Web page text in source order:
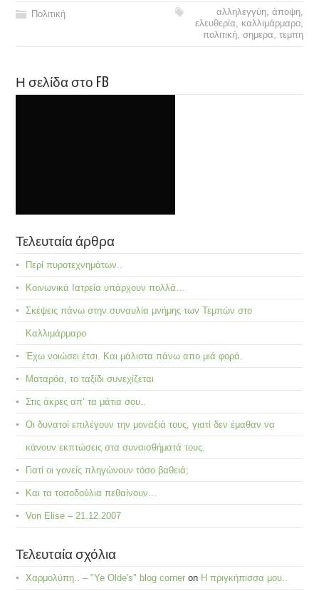
Πολιτική αλληλεγγύη, άποψη,
ελευθερία
καλλιμάρμαρο,
πολιτική, σημερα τεμπη
Η σελίδα στο FB
Τελευταία άρθρα
Περί πυροτεχνημάτων..
Κοινωνικά Ιατρεία υπάρχουν πολλά…
Σκέψεις πάνω στην συναυλία μνήμης των Τεμπών στο
Καλλιμάρμαρο
Έχω νοιώσει έτσι. Και μάλιστα πάνω απο μιά φορά.
Ματαρόα, το ταξίδι συνεχίζεται
Στις άκρες απ’ τα μάτια σου..
Οι δυνατοί επιλέγουν την μοναξιά τους, γιατί δεν έμαθαν να
κάνουν εκπτώσεις στα συναισθήματά τους.
Γιατί οι γονείς πληγώνουν τόσο βαθειά;
Και τα τοσοδούλια πεθαίνουν…
Von Elise – 21.12.2007
Τελευταία σχόλια
Χαρμολύπη.. – "Ye Olde's" blog corner on Η πριγκήπισσα μου..